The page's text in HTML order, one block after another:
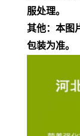
服处理。
其他：本图
包装为准。